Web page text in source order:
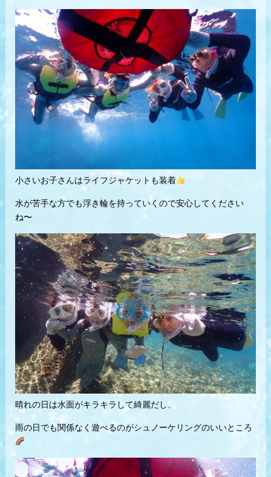
小さいお子さんはライフジャケットも装着
水が苦手な方でも浮き輪を持っていくので安心してください
ね〜
晴れの日は水面がキラキラして綺麗だし、
雨の日でも関係なく遊べるのがシュノーケリングのいいところ